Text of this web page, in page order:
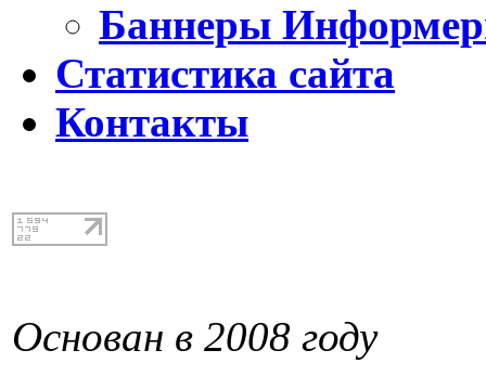
Баннеры
Статистика сайта
Контакты
Основан в 2008 году